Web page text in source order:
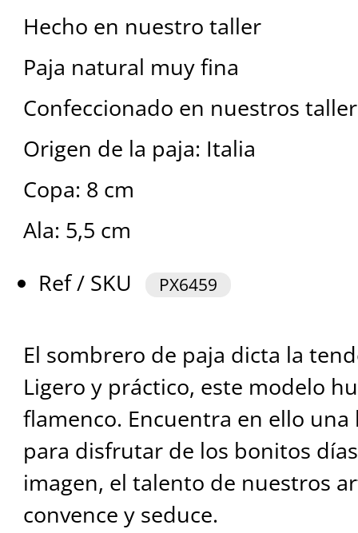
Hecho en nuestro taller
Paja natural muy fina
Confeccionado en nuestros
Origen de la paja: Italia
Copa: 8 cm
Ala: 5,5 cm
Ref / SKU
PX6459
El sombrero de paja dicta la
Ligero y práctico, este modelo
flamenco. Encuentra en ello
para disfrutar de los bonitos
imagen, el talento de nuestros
convence y seduce.